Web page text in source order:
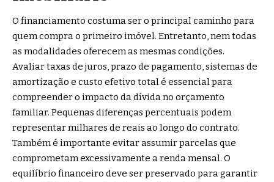
O financiamento costuma ser o principal caminho para
quem compra o primeiro imóvel. Entretanto, nem todas
as modalidades oferecem as mesmas condições.
Avaliar taxas de juros, prazo de pagamento, sistemas de
amortização e custo efetivo total é essencial para
compreender o impacto da dívida no orçamento
familiar. Pequenas diferenças percentuais podem
representar milhares de reais ao longo do contrato.
Também é importante evitar assumir parcelas que
comprometam excessivamente a renda mensal. O
equilíbrio financeiro deve ser preservado para garantir